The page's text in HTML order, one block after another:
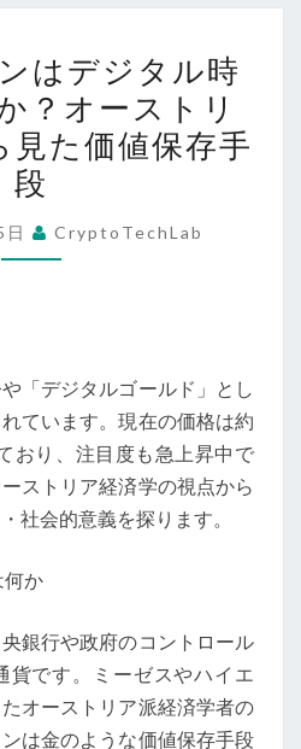
ッ
ト
コ
イ
ン
は
時
代
の
「金」
か？
ー
ス
リ
ア
はデジタル時
？オーストリ
見た価値保存手
段
CryptoTechLab
「デジタルゴールド」とし
ています。現在の価格は約
おり、注目度も急上昇中で
ストリア経済学の視点から
社会的意義を探ります。
か
銀行や政府のコントロール
貨です。ミーゼスやハイエ
オーストリア派経済学者の
は金のような価値保存手段